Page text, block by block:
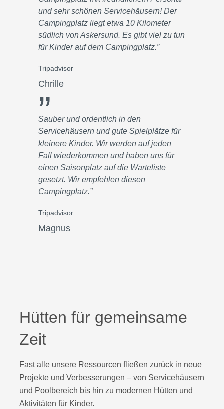
und sehr schönen Servicehäusern! Der
Campingplatz liegt etwa 10 Kilometer
südlich von Askersund. Es gibt viel zu tun
für Kinder auf dem Campingplatz.”
Tripadvisor
Chrille
”
Sauber und ordentlich in den
Servicehäusern und gute Spielplätze für
kleinere Kinder. Wir werden auf jeden
Fall wiederkommen und haben uns für
einen Saisonplatz auf die Warteliste
gesetzt. Wir empfehlen diesen
Campingplatz.”
Tripadvisor
Magnus
Hütten für gemeinsame
Zeit
Fast alle unsere Ressourcen fließen zurück in neue
Projekte und Verbesserungen – von Servicehäusern
und Poolbereich bis hin zu modernen Hütten und
Aktivitäten für Kinder.